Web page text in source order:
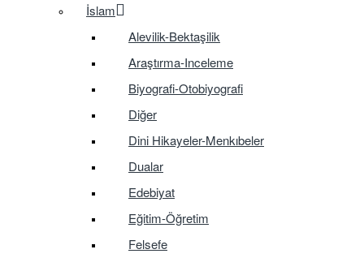
İslam
Alevilik-Bektaşilik
Araştırma-Inceleme
Biyografi-Otobiyografi
Diğer
Dini Hikayeler-Menkıbeler
Dualar
Edebiyat
Eğitim-Öğretim
Felsefe